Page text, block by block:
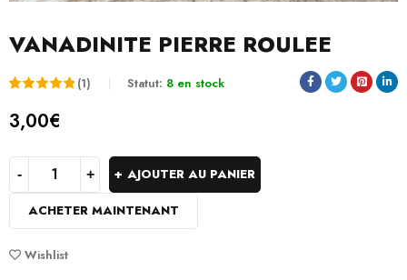
VANADINITE PIERRE ROULEE
basé
notation
(1) Statut: 8 en stock
3,00€
AJOUTER AU PANIER
ACHETER MAINTENANT
Wishlist